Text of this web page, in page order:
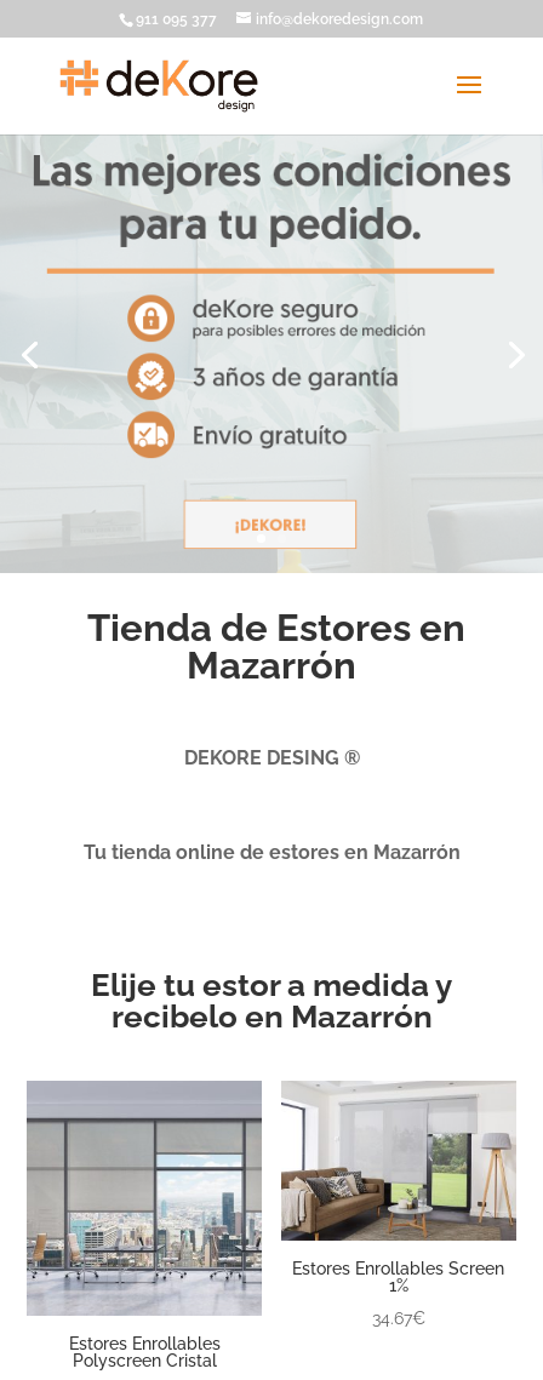
911 095 377 info@dekoredesign.com
Tienda de Estores en
Mazarrón
DEKORE DESING ®
Tu tienda online de estores en Mazarrón
Elije tu estor a medida y
recibelo en Mazarrón
Estores Enrollables
Polyscreen Cristal
Estores Enrollables Screen
1%
34.67€